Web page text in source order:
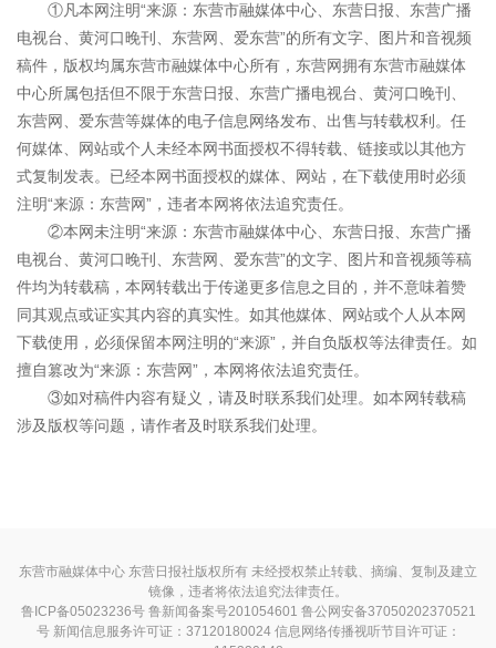
①凡本网注明“来源：东营市融媒体中心、东营日报、东营广播
电视台、黄河口晚刊、东营网、爱东营”的所有文字、图片和音视频
稿件，版权均属东营市融媒体中心所有，东营网拥有东营市融媒体
中心所属包括但不限于东营日报、东营广播电视台、黄河口晚刊、
东营网、爱东营等媒体的电子信息网络发布、出售与转载权利。任
何媒体、网站或个人未经本网书面授权不得转载、链接或以其他方
式复制发表。已经本网书面授权的媒体、网站，在下载使用时必须
注明“来源：东营网”，违者本网将依法追究责任。
②本网未注明“来源：东营市融媒体中心、东营日报、东营广播
电视台、黄河口晚刊、东营网、爱东营”的文字、图片和音视频等稿
件均为转载稿，本网转载出于传递更多信息之目的，并不意味着赞
同其观点或证实其内容的真实性。如其他媒体、网站或个人从本网
下载使用，必须保留本网注明的“来源”，并自负版权等法律责任。如
擅自篡改为“来源：东营网”，本网将依法追究责任。
③如对稿件内容有疑义，请及时联系我们处理。如本网转载稿
涉及版权等问题，请作者及时联系我们处理。
东营市融媒体中心 东营日报社版权所有 未经授权禁止转载、摘编、复制及建立
镜像，违者将依法追究法律责任。
鲁ICP备05023236号鲁新闻备案号201054601 鲁公网安备37050202370521
号 新闻信息服务许可证：37120180024信息网络传播视听节目许可证：